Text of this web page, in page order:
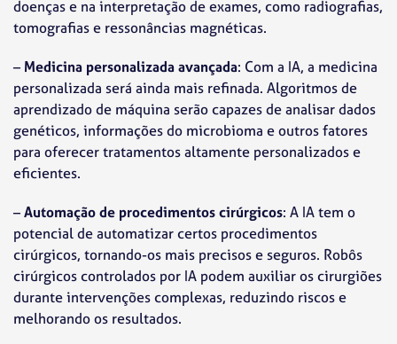
doenças e na interpretação de exames, como radiografias,
tomografias e ressonâncias magnéticas.
– Medicina personalizada avançada: Com a IA, a medicina
personalizada será ainda mais refinada. Algoritmos de
aprendizado de máquina serão capazes de analisar dados
genéticos, informações do microbioma e outros fatores
para oferecer tratamentos altamente personalizados e
eficientes.
–Automação de procedimentos cirúrgicos: A IA tem o
potencial de automatizar certos procedimentos
cirúrgicos, tornando-os mais precisos e seguros. Robôs
cirúrgicos controlados por IA podem auxiliar os cirurgiões
durante intervenções complexas, reduzindo riscos e
melhorando os resultados.